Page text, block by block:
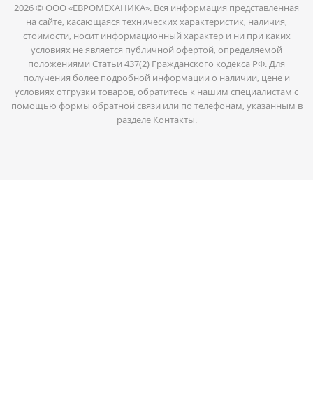
2026 © ООО «ЕВРОМЕХАНИКА». Вся информация представленная
на сайте, касающаяся технических характеристик, наличия,
стоимости, носит информационный характер и ни при каких
условиях не является публичной офертой, определяемой
положениями Статьи 437(2) Гражданского кодекса РФ. Для
получения более подробной информации о наличии, цене и
условиях отгрузки товаров, обратитесь к нашим специалистам с
помощью формы обратной связи или по телефонам, указанным в
разделе Контакты.